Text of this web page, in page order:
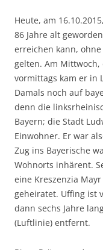
Heute, am
86 Jahre alt
erreichen kann,
gelten. Am Mittwoch,
vormittags kam er in
Damals noch auf
denn die
Bayern; die Stadt
Einwohner. Er war
Zug ins Bayerische
Wohnorts inhärent.
eine Kreszenzia
geheiratet. Uffing ist
dann sechs Jahre
(Luftlinie) entfernt.